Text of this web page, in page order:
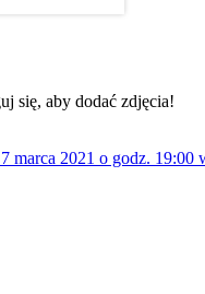
się, aby dodać zdjęcia!
marca 2021 o godz. 19:00